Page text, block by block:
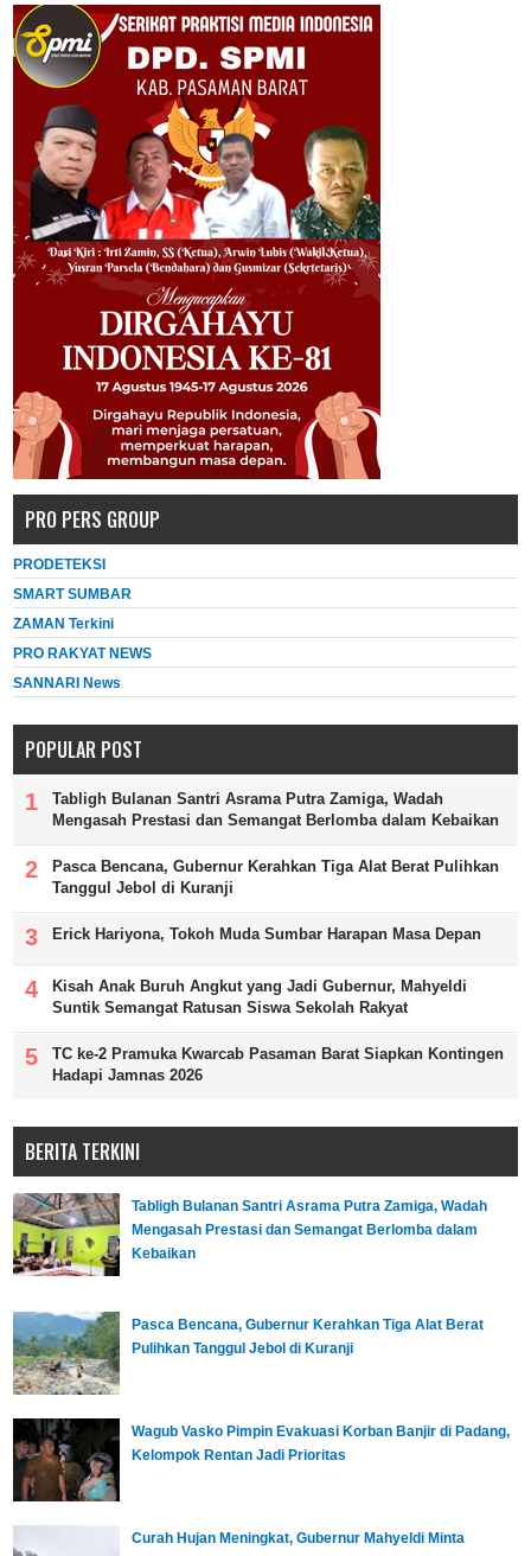
PRO PERS GROUP
PRODETEKSI
SMART SUMBAR
ZAMAN Terkini
PRO RAKYAT NEWS
SANNARI News
POPULAR POST
Tabligh Bulanan Santri Asrama Putra Zamiga, Wadah
Mengasah Prestasi dan Semangat Berlomba dalam Kebaikan
Pasca Bencana, Gubernur Kerahkan Tiga Alat Berat Pulihkan
Tanggul Jebol di Kuranji
Erick Hariyona, Tokoh Muda Sumbar Harapan Masa Depan
Kisah Anak Buruh Angkut yang Jadi Gubernur, Mahyeldi
Suntik Semangat Ratusan Siswa Sekolah Rakyat
TC ke-2 Pramuka Kwarcab Pasaman Barat Siapkan Kontingen
Hadapi Jamnas 2026
BERITA TERKINI
Tabligh Bulanan Santri Asrama Putra Zamiga, Wadah
Mengasah Prestasi dan Semangat Berlomba dalam
Kebaikan
Pasca Bencana, Gubernur Kerahkan Tiga Alat Berat
Pulihkan Tanggul Jebol di Kuranji
Wagub Vasko Pimpin Evakuasi Korban Banjir di Padang,
Kelompok Rentan Jadi Prioritas
Curah Hujan Meningkat, Gubernur Mahyeldi Minta